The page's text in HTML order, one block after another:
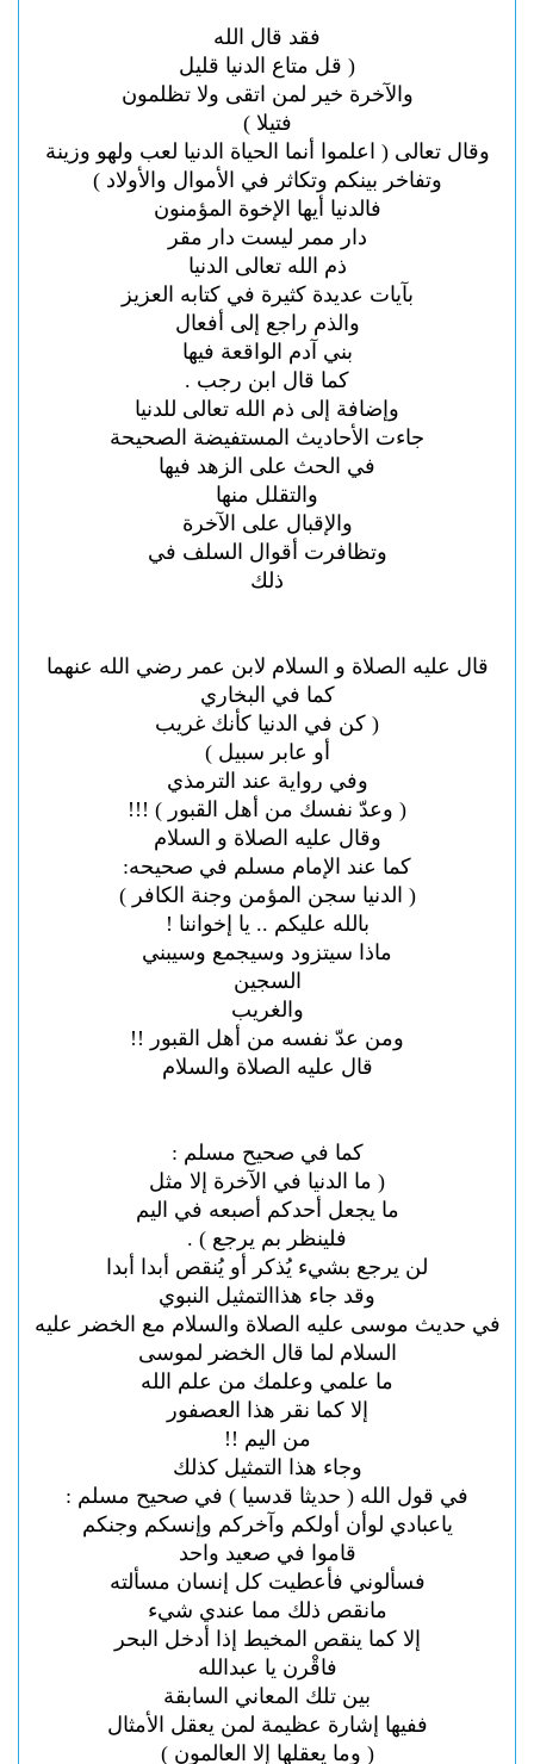
فقد قال الله
( قل متاع الدنيا قليل
والآخرة خير لمن اتقى ولا تظلمون
فتيلا )
وقال تعالى ( اعلموا أنما الحياة الدنيا لعب ولهو وزينة
وتفاخر بينكم وتكاثر في الأموال والأولاد )
فالدنيا أيها الإخوة المؤمنون
دار ممر ليست دار مقر
ذم الله تعالى الدنيا
بآيات عديدة كثيرة في كتابه العزيز
والذم راجع إلى أفعال
بني آدم الواقعة فيها
كما قال ابن رجب .
وإضافة إلى ذم الله تعالى للدنيا
جاءت الأحاديث المستفيضة الصحيحة
في الحث على الزهد فيها
والتقلل منها
والإقبال على الآخرة
وتظافرت أقوال السلف في
ذلك
قال عليه الصلاة و السلام لابن عمر رضي الله عنهما
كما في البخاري
( كن في الدنيا كأنك غريب
أو عابر سبيل )
وفي رواية عند الترمذي
( وعدّ نفسك من أهل القبور ) !!!
وقال عليه الصلاة و السلام
كما عند الإمام مسلم في صحيحه:
( الدنيا سجن المؤمن وجنة الكافر )
بالله عليكم .. يا إخواننا !
ماذا سيتزود وسيجمع وسيبني
السجين
والغريب
ومن عدّ نفسه من أهل القبور !!
قال عليه الصلاة والسلام
كما في صحيح مسلم :
( ما الدنيا في الآخرة إلا مثل
ما يجعل أحدكم أصبعه في اليم
فلينظر بم يرجع ) .
لن يرجع بشيء يُذكر أو يُنقص أبدا أبدا
وقد جاء هذاالتمثيل النبوي
في حديث موسى عليه الصلاة والسلام مع الخضر عليه
السلام لما قال الخضر لموسى
ما علمي وعلمك من علم الله
إلا كما نقر هذا العصفور
من اليم !!
وجاء هذا التمثيل كذلك
في قول الله ( حديثا قدسيا ) في صحيح مسلم :
ياعبادي لوأن أولكم وآخركم وإنسكم وجنكم
قاموا في صعيد واحد
فسألوني فأعطيت كل إنسان مسألته
مانقص ذلك مما عندي شيء
إلا كما ينقص المخيط إذا أدخل البحر
فاقْرن يا عبدالله
بين تلك المعاني السابقة
ففيها إشارة عظيمة لمن يعقل الأمثال
( وما يعقلها إلا العالمون )